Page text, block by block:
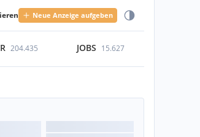
Neue Anzeige aufgeben
204.435 JOBS 15.627